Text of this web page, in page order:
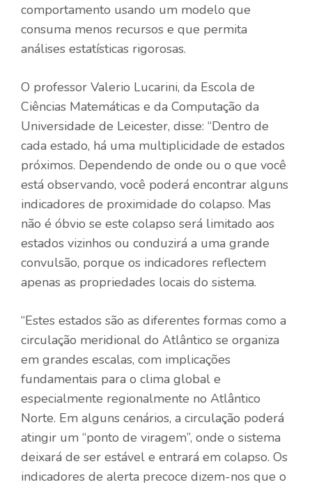
comportamento usando um modelo que
consuma menos recursos e que permita
análises estatísticas rigorosas.
O professor Valerio Lucarini, da Escola de
Ciências Matemáticas e da Computação da
Universidade de Leicester, disse: “Dentro de
cada estado, há uma multiplicidade de estados
próximos. Dependendo de onde ou o que você
está observando, você poderá encontrar alguns
indicadores de proximidade do colapso. Mas
não é óbvio se este colapso será limitado aos
estados vizinhos ou conduzirá a uma grande
convulsão, porque os indicadores reflectem
apenas as propriedades locais do sistema.
“Estes estados são as diferentes formas como a
circulação meridional do Atlântico se organiza
em grandes escalas, com implicações
fundamentais para o clima global e
especialmente regionalmente no Atlântico
Norte. Em alguns cenários, a circulação poderá
atingir um “ponto de viragem”, onde o sistema
deixará de ser estável e entrará em colapso. Os
indicadores de alerta precoce dizem-nos que o